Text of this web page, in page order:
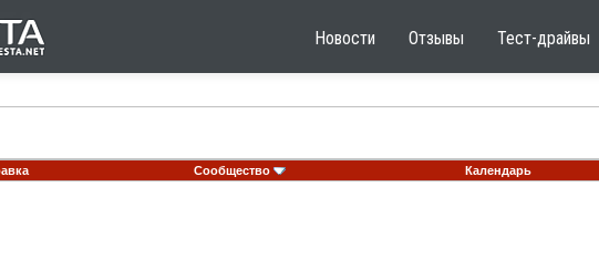
Новости Отзывы Тест-драйвы
Сообщество Календарь